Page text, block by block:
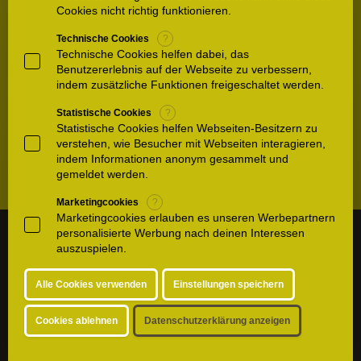
Datenschutz & Copyright
Datenschutzerklärung
Copyright
Disclaimer
Kontakt & Termin
Standort & Anfahrt
Karriere
Cookies nicht richtig funktionieren.
Technische Cookies ?
Technische Cookies helfen dabei, das
Benutzererlebnis auf der Webseite zu verbessern,
indem zusätzliche Funktionen freigeschaltet werden.
Statistische Cookies ?
Statistische Cookies helfen Webseiten-Besitzern zu
verstehen, wie Besucher mit Webseiten interagieren,
indem Informationen anonym gesammelt und
gemeldet werden.
Marketingcookies ?
Marketingcookies erlauben es unseren Werbepartnern
personalisierte Werbung nach deinen Interessen
auszuspielen.
Alle Cookies verwenden Einstellungen speichern
Cookies ablehnen Datenschutzerklärung anzeigen